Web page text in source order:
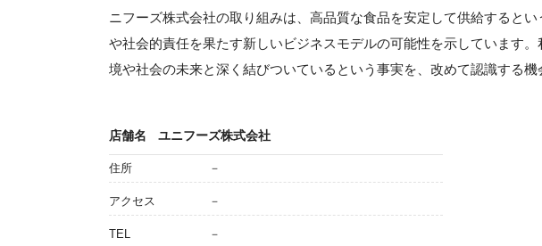
ニフーズ株式会社の取り組みは、高品質な食品を安定して供給すると
や社会的責任を果たす新しいビジネスモデルの可能性を示しています
境や社会の未来と深く結びついているという事実を、改めて認識する機
店舗名 ユニフーズ株式会社
住所 －
アクセス －
TEL －